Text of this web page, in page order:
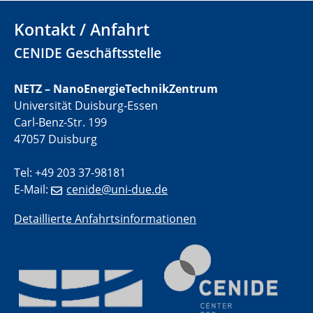
GDCh Kolloquium
29.07.2025
Colloquium IMPR SusMet
Closing metal loops sustainably - opportunities &
challenges for a successful circular economy
05.08.2025
Colloquia Series on Sustainable Metallurgy
by Design Framework and AI in Circular Economy
2D-MATURE Seminar Series
04.09.2025
Kontakt / Anfahrt
CENIDE Geschäftsstelle
NETZ – NanoEnergieTechnikZentrum
Universität Duisburg-Essen
Carl-Benz-Str. 199
47057 Duisburg
Tel: +49 203 37-98181
E-Mail:
cenide@uni-due.de
Detaillierte Anfahrtsinformationen